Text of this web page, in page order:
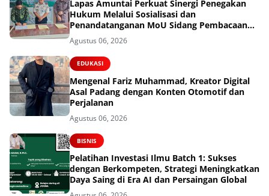
Lapas Amuntai Perkuat Sinergi Penegakan
Hukum Melalui Sosialisasi dan
Penandatanganan MoU Sidang Pembacaan
Putusan Banding
Agustus 06, 2026
EDUKASI
Mengenal Fariz Muhammad, Kreator Digital
Asal Padang dengan Konten Otomotif dan
Perjalanan
Agustus 06, 2026
BISNIS
Pelatihan Investasi Ilmu Batch 1: Sukses
dengan Berkompeten, Strategi Meningkatkan
Daya Saing di Era AI dan Persaingan Global